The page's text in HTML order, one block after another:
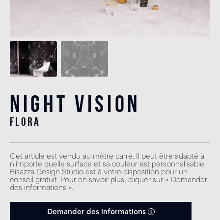
Night Vision
flora
Cet article est vendu au mètre carré. Il peut être adapté à
n'importe quelle surface et sa couleur est personnalisable.
Bisazza Design Studio est à votre disposition pour un
conseil gratuit. Pour en savoir plus, cliquer sur « Demander
des informations ».
Demander des informations